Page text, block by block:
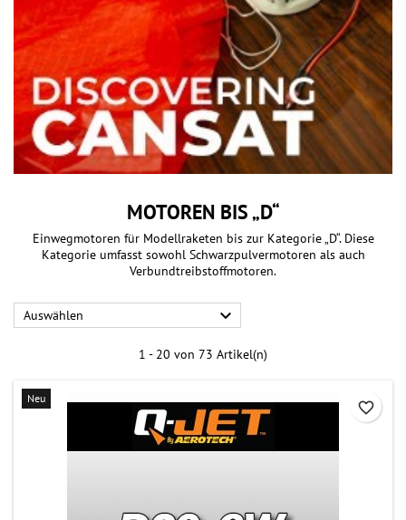
MOTOREN BIS „D“
Einwegmotoren für Modellraketen bis zur Kategorie „D“. Diese
Kategorie umfasst sowohl Schwarzpulvermotoren als auch
Verbundtreibstoffmotoren.
Auswählen 
1 - 20 von 73 Artikel(n)
Neu
favorite_border